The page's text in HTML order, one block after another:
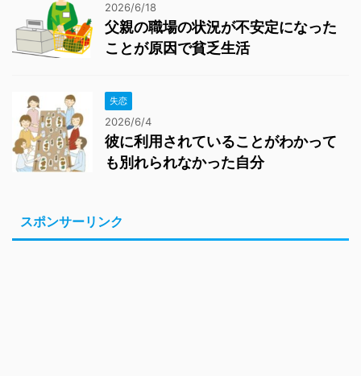
2026/6/18
父親の職場の状況が不安定になった
ことが原因で貧乏生活
失恋
2026/6/4
彼に利用されていることがわかって
も別れられなかった自分
スポンサーリンク